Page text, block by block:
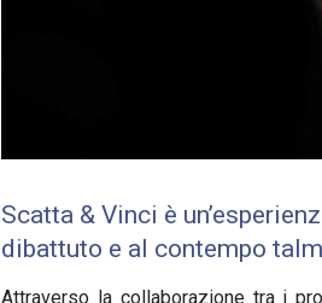
Scatta & Vinci è
dibattuto e al contempo
Attraverso la collaborazione tra i